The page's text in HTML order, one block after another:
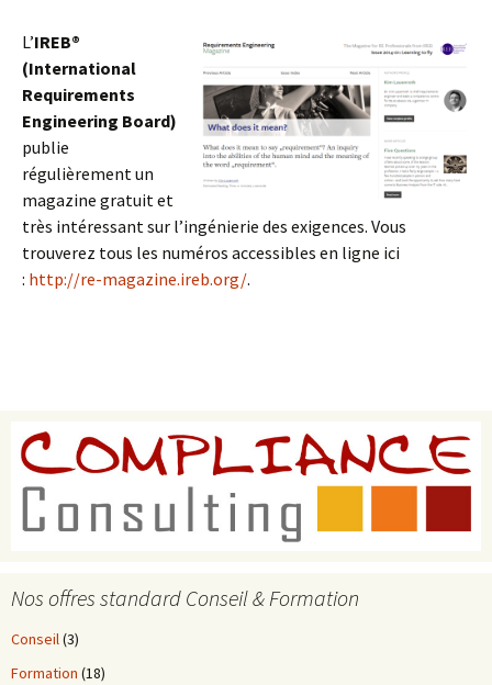
L’IREB®
(International
Requirements
Engineering Board)
publie
régulièrement un
magazine gratuit et
très intéressant sur l’ingénierie des exigences. Vous
trouverez tous les numéros accessibles en ligne ici
: http://re-magazine.ireb.org/.
Nos offres standard Conseil & Formation
Conseil(3)
Formation (18)